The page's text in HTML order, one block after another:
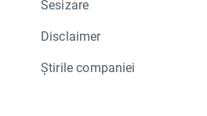
Sesizare
Disclaimer
Știrile companiei